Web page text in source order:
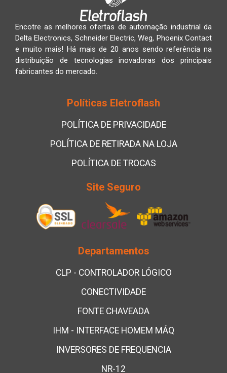
Encotre as melhores ofertas de automação industrial da
Delta Electronics, Schneider Electric, Weg, Phoenix Contact
e muito mais! Há mais de 20 anos sendo referência na
distribuição de tecnologias inovadoras dos principais
fabricantes do mercado.
Políticas Eletroflash
POLÍTICA DE PRIVACIDADE
POLÍTICA DE RETIRADA NA LOJA
POLÍTICA DE TROCAS
Site Seguro
Departamentos
CLP - CONTROLADOR LÓGICO
CONECTIVIDADE
FONTE CHAVEADA
IHM - INTERFACE HOMEM MÁQ
INVERSORES DE FREQUENCIA
NR-12